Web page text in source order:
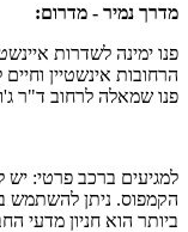
מדרך נמיר - מדרום:
פנו ימינה לשדרות
הרחובות אינשטיין
פנו שמאלה לרחוב ד"ר
למגיעים ברכב פרטי:
הקמפוס. ניתן להשתמש
ביותר הוא חניון מדעי